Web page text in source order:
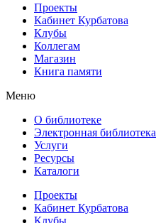
Проекты
Кабинет Курбатова
Клубы
Коллегам
Магазин
Книга памяти
Меню
О библиотеке
Электронная библиотека
Услуги
Ресурсы
Каталоги
Проекты
Кабинет Курбатова
Клубы